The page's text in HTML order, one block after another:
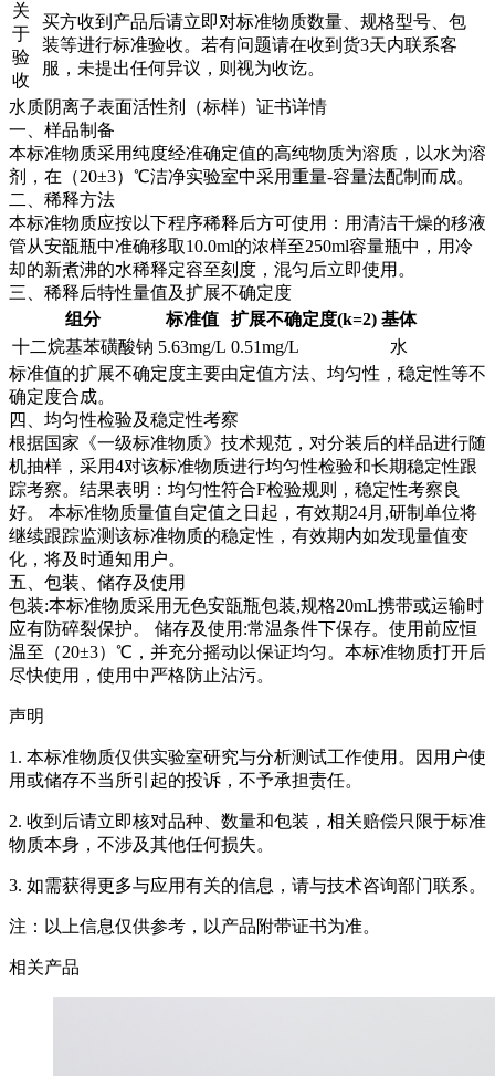
关
于
验
收
买方收到产品后请立即对标准物质数量、规格型号、包
装等进行标准验收。若有问题请在收到货3天内联系客
服，未提出任何异议，则视为收讫。
水质阴离子表面活性剂（标样）证书详情
一、样品制备
本标准物质采用纯度经准确定值的高纯物质为溶质，以水为溶
剂，在（20±3）℃洁净实验室中采用重量-容量法配制而成。
二、稀释方法
本标准物质应按以下程序稀释后方可使用：用清洁干燥的移液
管从安瓿瓶中准确移取10.0ml的浓样至250ml容量瓶中，用冷
却的新煮沸的水稀释定容至刻度，混匀后立即使用。
三、稀释后特性量值及扩展不确定度
组分
标准值 扩展不确定度(k=2) 基体
十二烷基苯磺酸钠 5.63mg/L 0.51mg/L
水
标准值的扩展不确定度主要由定值方法、均匀性，稳定性等不
确定度合成。
四、均匀性检验及稳定性考察
根据国家《一级标准物质》技术规范，对分装后的样品进行随
机抽样，采用4对该标准物质进行均匀性检验和长期稳定性跟
踪考察。结果表明：均匀性符合F检验规则，稳定性考察良
好。 本标准物质量值自定值之日起，有效期24月,研制单位将
继续跟踪监测该标准物质的稳定性，有效期内如发现量值变
化，将及时通知用户。
五、包装、储存及使用
包装:本标准物质采用无色安瓿瓶包装,规格20mL携带或运输时
应有防碎裂保护。 储存及使用:常温条件下保存。使用前应恒
温至（20±3）℃，并充分摇动以保证均匀。本标准物质打开后
尽快使用，使用中严格防止沾污。
声明
1. 本标准物质仅供实验室研究与分析测试工作使用。因用户使
用或储存不当所引起的投诉，不予承担责任。
2. 收到后请立即核对品种、数量和包装，相关赔偿只限于标准
物质本身，不涉及其他任何损失。
3. 如需获得更多与应用有关的信息，请与技术咨询部门联系。
注：以上信息仅供参考，以产品附带证书为准。
相关产品